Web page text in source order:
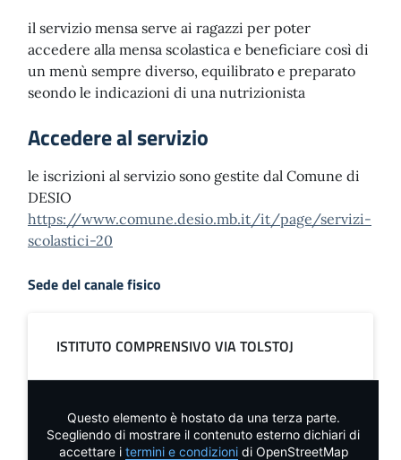
il servizio mensa serve ai ragazzi per poter
accedere alla mensa scolastica e beneficiare così di
un menù sempre diverso, equilibrato e preparato
seondo le indicazioni di una nutrizionista
Accedere al servizio
le iscrizioni al servizio sono gestite dal Comune di
DESIO
https://www.comune.desio.mb.it/it/page/servizi-
scolastici-20
Sede del canale fisico
ISTITUTO COMPRENSIVO VIA TOLSTOJ
Questo elemento è hostato da una terza parte.
Scegliendo di mostrare il contenuto esterno dichiari di
accettare i termini e condizionidi OpenStreetMap